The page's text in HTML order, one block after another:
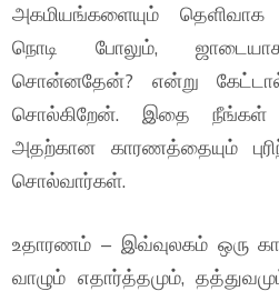
அகமியங்களையும்
நொடி போலும்,
சொன்னதேன்? என்று
சொல்கிறேன். இதை நீங்கள்
அதற்கான காரணத்தையும்
சொல்வார்கள்.
உதாரணம் – இவ்வுலகம் ஒரு
வாழும் எதார்த்தமும்,